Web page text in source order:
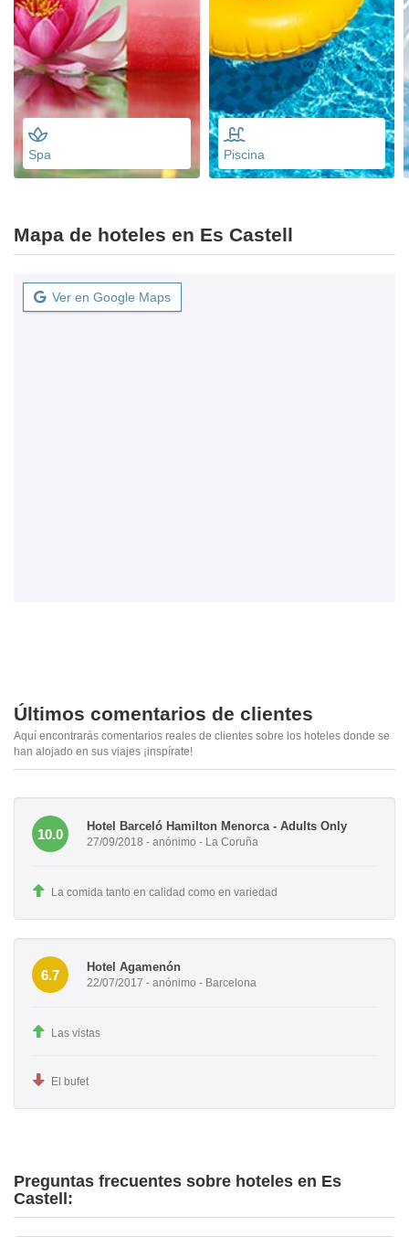
Spa Piscina
Mapa de hoteles en Es Castell
Ver en Google Maps
Últimos comentarios de clientes
Aquí encontrarás comentarios reales de clientes sobre los hoteles donde se
han alojado en sus viajes ¡inspírate!
10.0
Hotel Barceló Hamilton Menorca - Adults Only
27/09/2018 - anónimo - La Coruña
La comida tanto en calidad como en variedad
6.7
Hotel Agamenón
22/07/2017 - anónimo - Barcelona
Las vistas
El bufet
Preguntas frecuentes sobre hoteles en Es
Castell: